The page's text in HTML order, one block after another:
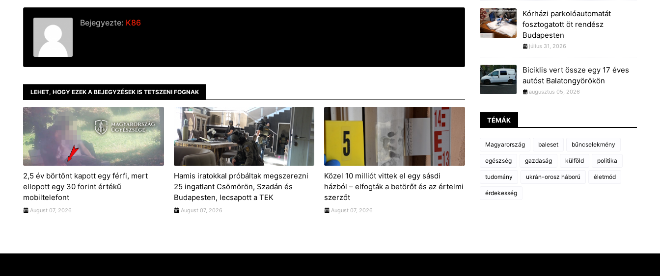
Bejegyezte: K86
LEHET, HOGY EZEK A BEJEGYZÉSEK IS TETSZENI FOGNAK
2,5 év börtönt kapott egy férfi, mert
ellopott egy 30 forint értékű
mobiltelefont
August 07, 2026
Hamis iratokkal próbáltak megszerezni
25 ingatlant Csömörön, Szadán és
Budapesten, lecsapott a TEK
August 07, 2026
Közel 10 milliót vittek el egy sásdi
házból – elfogták a betörőt és az értelmi
szerzőt
August 07, 2026
Kórházi parkolóautomatát
fosztogatott öt rendész
Budapesten
július 31, 2026
Biciklis vert össze egy 17 éves
autóst Balatongyörökön
augusztus 05, 2026
TÉMÁK
Magyarország baleset bűncselekmény
egészség gazdaság külföld politika
tudomány ukrán-orosz háború életmód
érdekesség